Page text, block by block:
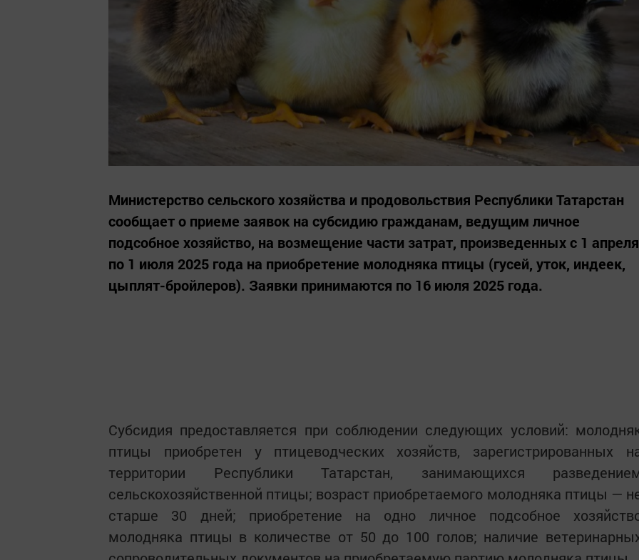
Министерство сельского хозяйства и продовольствия Республики Татарстан
сообщает о приеме заявок на субсидию гражданам, ведущим личное
подсобное хозяйство, на возмещение части затрат, произведенных с 1 апреля
по 1 июля 2025 года на приобретение молодняка птицы (гусей, уток, индеек,
цыплят-бройлеров). Заявки принимаются по 16 июля 2025 года.
Субсидия предоставляется при соблюдении следующих условий:
птицы приобретен у птицеводческих хозяйств, зарегистрированных
территории Республики Татарстан, занимающихся
сельскохозяйственной птицы; возраст приобретаемого молодняка птицы —
старше 30 дней; приобретение на одно личное подсобное
молодняка птицы в количестве от 50 до 100 голов; наличие